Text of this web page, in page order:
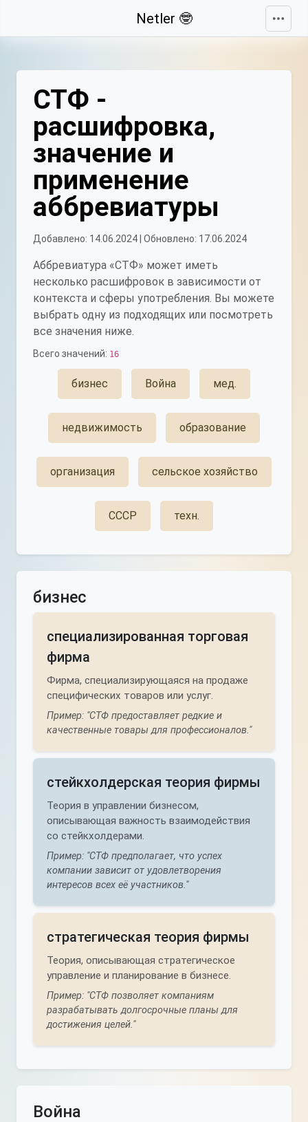
Netler 🤓
СТФ -
расшифровка,
значение и
применение
аббревиатуры
Добавлено: 14.06.2024 | Обновлено: 17.06.2024
Аббревиатура «СТФ» может иметь
несколько расшифровок в зависимости от
контекста и сферы употребления. Вы можете
выбрать одну из подходящих или посмотреть
все значения ниже.
Всего значений: 16
бизнес Война мед.
недвижимость образование
организация сельское хозяйство
СССР техн.
бизнес
специализированная торговая
фирма
Фирма, специализирующаяся на продаже
специфических товаров или услуг.
Пример: "СТФ предоставляет редкие и
качественные товары для профессионалов."
стейкхолдерская теория фирмы
Теория в управлении бизнесом,
описывающая важность взаимодействия
со стейкхолдерами.
Пример: "СТФ предполагает, что успех
компании зависит от удовлетворения
интересов всех её участников."
стратегическая теория фирмы
Теория, описывающая стратегическое
управление и планирование в бизнесе.
Пример: "СТФ позволяет компаниям
разрабатывать долгосрочные планы для
достижения целей."
Война